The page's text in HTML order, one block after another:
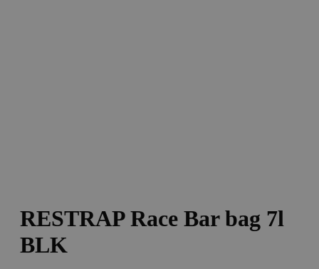
RESTRAP Race Bar bag 7l
BLK